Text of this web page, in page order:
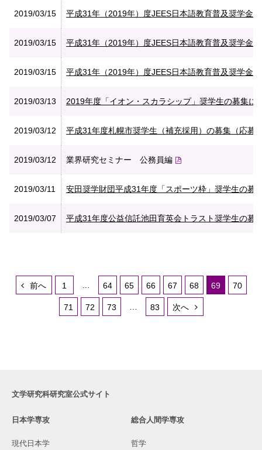
2019/03/15 平成31年（2019年）度JEES日本語教育普及奨学金
2019/03/15 平成31年（2019年）度JEES日本語教育普及奨学金
2019/03/15 平成31年（2019年）度JEES日本語教育普及奨学金
2019/03/13 2019年度「イオン・スカラシップ」奨学生の募集に
2019/03/12 平成31年度札幌市奨学生（補充採用）の募集（応募
2019/03/12 業界研究セミナー 公務員編
2019/03/11 安田奨学財団平成31年度「スポーツ枠」奨学生の募
2019/03/07 平成31年度公益信託池田育英会トラスト奨学生の募
前へ 1 64 65 66 67 68 69 70
71 72 73 83 次へ
文学研究科研究室公式サイト
日本学専攻
現代日本学
総合人間学専攻
哲学